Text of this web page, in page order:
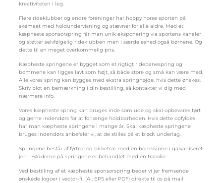
kreativiteten i leg.
Flere rideklubber og andre foreninger har hoppy horse sporten på
skemaet med holdundervisning og stævner for alle aldre. Med et
kæpheste sponsorspring får man unik eksponering via sportens kanaler
og støtter selvfølgelig rideklubben men i særdeleshed også børnene. Og
dette til en meget overkommelig pris.
Kæpheste springene er bygget som et rigtigt ridebanespring og
bommene kan ligges lavt som højt, så både store og små kan være med.
Alle vores spring kan bygges med ekstra springhøjde, hvis dette ønskes.
Skriv blot en bemærkning i din bestilling, så kontakter vi dig med
nærmere info.
Vores kæpheste spring kan bruges inde som ude og skal opbevares tørt
og gerne indendørs for at forlænge holdbarheden. Hvis dette opfyldes
har man kæpheste springene i mange år. Skal kæpheste springene
bruges indendørs anbefaler vi, at de stilles på et blødt underlag.
Springene består af fyrtræ og birketræ med en bomskinne i galvaniseret
jern. Fødderne på springene er behandlet med en træolie.
Ved bestilling af et kæpheste sponsorspring beder vi jer fremsende
ønskede logoer i vector-fil (Ai, EPS eller PDF) direkte til os på mail